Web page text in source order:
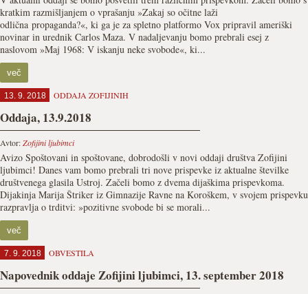
kratkim razmišljanjem o vprašanju »Zakaj so očitne laži
odlična propaganda?«, ki ga je za spletno platformo Vox pripravil ameriški
novinar in urednik Carlos Maza. V nadaljevanju bomo prebrali esej z
naslovom »Maj 1968: V iskanju neke svobode«, ki...
več
13. 9. 2018 ODDAJA ZOFIJINIH
Oddaja, 13.9.2018
Avtor:Zofijini ljubimci
Avizo Spoštovani in spoštovane, dobrodošli v novi oddaji društva Zofijini
ljubimci! Danes vam bomo prebrali tri nove prispevke iz aktualne številke
društvenega glasila Ustroj. Začeli bomo z dvema dijaškima prispevkoma.
Dijakinja Marija Štriker iz Gimnazije Ravne na Koroškem, v svojem prispevku
razpravlja o trditvi: »pozitivne svobode bi se morali...
več
7. 9. 2018 OBVESTILA
Napovednik oddaje Zofijini ljubimci, 13. september 2018